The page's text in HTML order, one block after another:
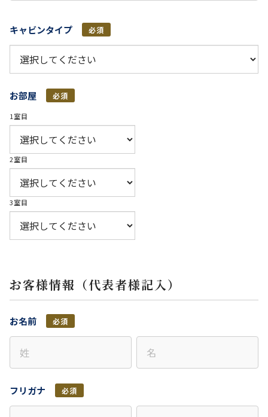
キャビンタイプ 必須
お部屋 必須
1室目
2室目
3室目
お客様情報（代表者様記入）
お名前 必須
フリガナ 必須